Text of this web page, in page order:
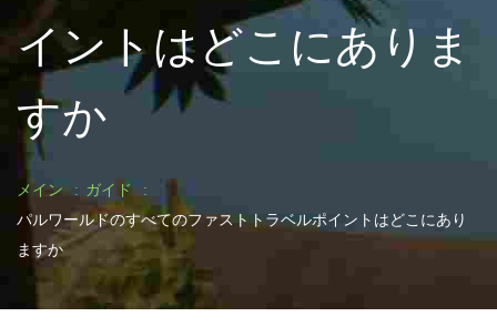
イントはどこにありま
すか
メイン
ガイド
パルワールドのすべてのファストトラベルポイントはどこにあり
ますか